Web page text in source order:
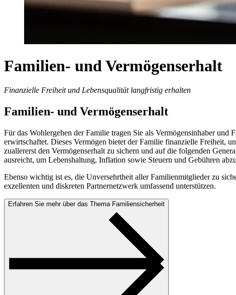
Familien- und Vermögenserhalt
Finanzielle Freiheit und Lebensqualität langfristig erhalten
Familien- und Vermögenserhalt
Für das Wohlergehen der Familie tragen Sie als Vermögensinhaber
erwirtschaftet. Dieses Vermögen bietet der Familie finanzielle Freiheit,
zuallererst den Vermögenserhalt zu sichern und auf die folgenden
ausreicht, um Lebenshaltung, Inflation sowie Steuern und Gebühren
Ebenso wichtig ist es, die Unversehrtheit aller Familienmitglieder zu
exzellenten und diskreten Partnernetzwerk umfassend unterstützen.
Erfahren Sie mehr über das Thema Familiensicherheit